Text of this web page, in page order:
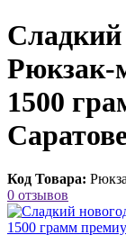
Сладкий
1500
Код Товара:
0 отзывов